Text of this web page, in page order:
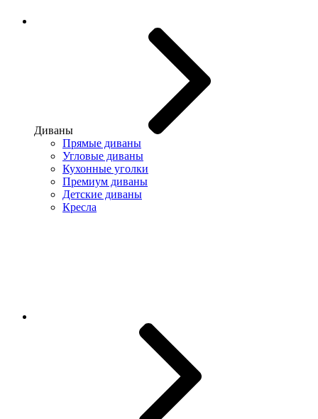
Диваны
Прямые диваны
Угловые диваны
Кухонные уголки
Премиум диваны
Детские диваны
Кресла